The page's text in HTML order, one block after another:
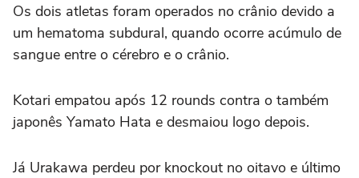
Os dois atletas foram operados no crânio devido a
um hematoma subdural, quando ocorre acúmulo de
sangue entre o cérebro e o crânio.
Kotari empatou após 12 rounds contra o também
japonês Yamato Hata e desmaiou logo depois.
Já Urakawa perdeu por knockout no oitavo e último